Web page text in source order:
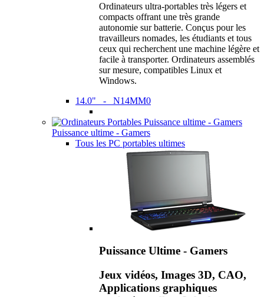
Ordinateurs ultra-portables très légers et
compacts offrant une très grande
autonomie sur batterie. Conçus pour les
travailleurs nomades, les étudiants et tous
ceux qui recherchent une machine légère et
facile à transporter. Ordinateurs assemblés
sur mesure, compatibles Linux et
Windows.
14.0" - N14MM0
Puissance ultime - Gamers
Tous les PC portables ultimes
Puissance Ultime - Gamers
Jeux vidéos, Images 3D, CAO,
Applications graphiques